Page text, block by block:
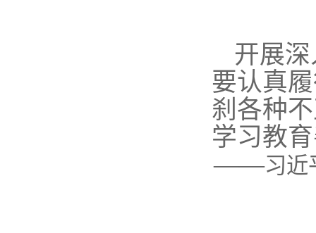
开展
要认真
刹各种
学习教
——习近